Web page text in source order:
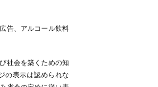
告、アルコール飲料
社会を築くための知
の表示は認められな